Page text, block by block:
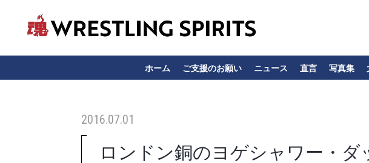
ホーム ご支援のお願い ニュース 直言 写真集
2016.07.01
ロンドン銅のヨゲシャワー・ダ